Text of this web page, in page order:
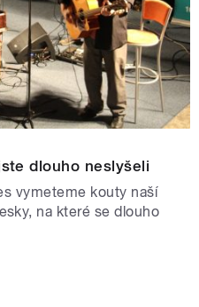
dlouho neslyšeli
vymeteme kouty naší
na které se dlouho